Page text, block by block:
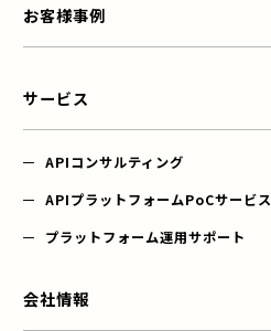
お客様事例
サービス
APIコンサルティング
APIプラットフォームPoCサービス
プラットフォーム運用サポート
会社情報